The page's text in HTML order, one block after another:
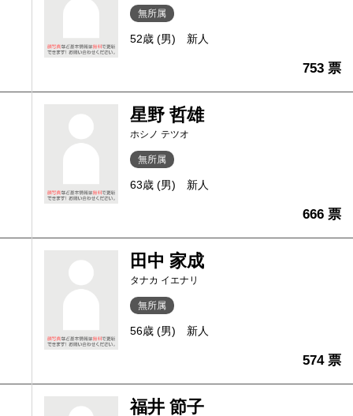
無所属
52歳 (男) 新人
753 票
星野 哲雄
ホシノ テツオ
無所属
63歳 (男) 新人
666 票
田中 家成
タナカ イエナリ
無所属
56歳 (男) 新人
574 票
福井 節子